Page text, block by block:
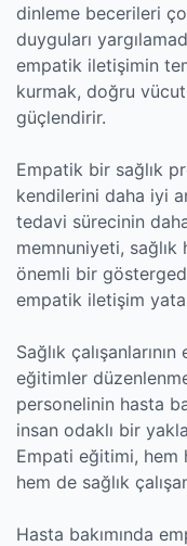
dinleme becerileri
duyguları
empatik iletişimin
kurmak, doğru
güçlendirir.
Empatik bir sağlık
kendilerini daha iyi
tedavi sürecinin
memnuniyeti,
önemli bir
empatik iletişim
Sağlık
eğitimler
personelinin hasta
insan odaklı bir
Empati eğitimi, hem
hem de sağlık
Hasta bakımında